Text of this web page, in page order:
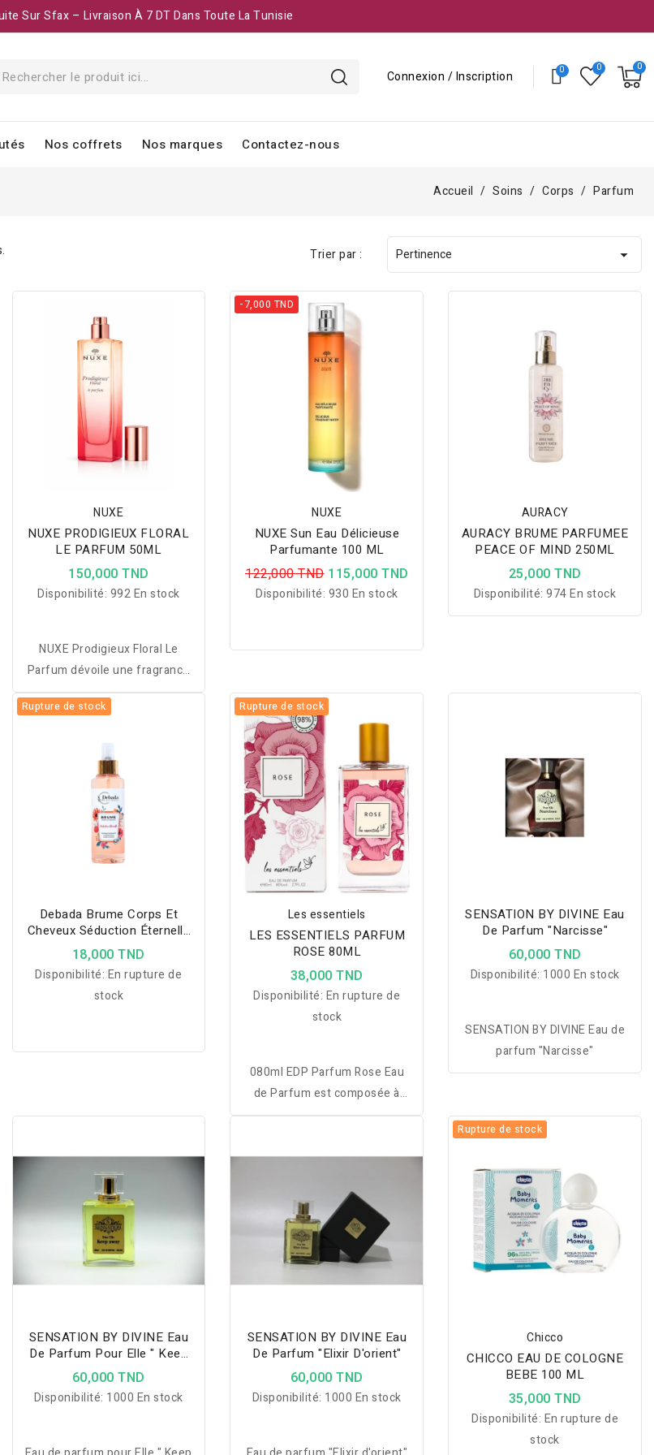
Sur Sfax – Livraison À 7 DT Dans Toute La Tunisie
Connexion / Inscription
Nos coffrets Nos marques Contactez-nous
Accueil Soins Corps Parfum
Trier par : Pertinence 
NUXE
NUXE PRODIGIEUX FLORAL
LE PARFUM 50ML
150,000 TND
Disponibilité: 992 En stock
NUXE Prodigieux Floral Le
Parfum dévoile une fragrance
fraîche et florale aux notes
pétillantes pour une sensation
quotidien.
-7,000 TND
NUXE
NUXE Sun Eau Délicieuse
Parfumante 100 ML
122,000 TND 115,000 TND
Disponibilité: 930 En stock
AURACY
AURACY BRUME PARFUMEE
PEACE OF MIND 250ML
25,000 TND
Disponibilité:974 En stock
Rupture de stock
Debada Brume Corps Et
Cheveux Séduction Éternelle
- 170ml
18,000 TND
Disponibilité: En rupture de
stock
Rupture de stock
Les essentiels
LES ESSENTIELS PARFUM
ROSE 80ML
38,000 TND
Disponibilité: En rupture de
stock
080ml EDP Parfum Rose Eau
de Parfum est composée à
98% d'ingrédients d'origine
SENSATION BY DIVINE Eau
De Parfum "Narcisse"
60,000 TND
Disponibilité: 1000 En stock
SENSATION BY DIVINE Eau de
parfum "Narcisse"
SENSATION BY DIVINE Eau
De Parfum Pour Elle " Keep
Away "
60,000 TND
Disponibilité: 1000 En stock
SENSATION BY DIVINE Eau
De Parfum "Elixir D'orient"
60,000 TND
Disponibilité: 1000 En stock
Rupture de stock
Chicco
CHICCO EAU DE COLOGNE
BEBE 100 ML
35,000 TND
Disponibilité: En rupture de
stock